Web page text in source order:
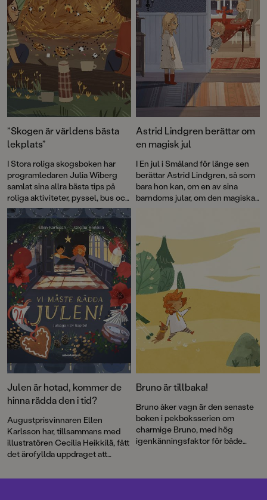
”Skogen är världens bästa
lekplats”
I Stora roliga skogsboken har
programledaren Julia Wiberg
samlat sina allra bästa tips på
roliga aktiviteter, pyssel, bus och
lek som passar både stora och
små – året om. Bland annat hur
man bygger ett lyxigt
insektshotell som du kan läsa
mer om här!
Astrid Lindgren berättar om
en magisk jul
I En jul i Småland för länge sen
berättar Astrid Lindgren, så som
bara hon kan, om en av sina
barndoms jular, om den magiska
Julen är hotad, kommer de
hinna rädda den i tid?
Augustprisvinnaren Ellen
Karlsson har, tillsammans med
illustratören Cecilia Heikkilä, fått
det ärofyllda uppdraget att
Tillsammans målar de upp ett
Bruno är tillbaka!
Bruno åker vagn är den senaste
boken i pekboksserien om
charmige Bruno, med hög
igenkänningsfaktor för både